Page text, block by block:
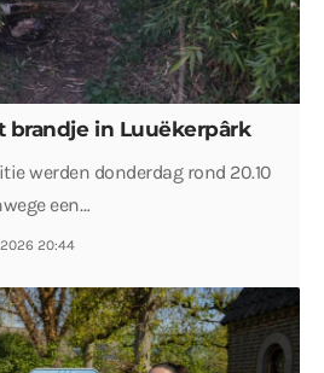
brandje in Luuëkerpârk
werden donderdag rond 20.10
een…
20:44